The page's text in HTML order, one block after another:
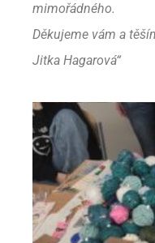
mimořádného.
Děkujeme vám a
Jitka Hagarová“